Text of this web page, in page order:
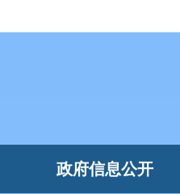
政府信息公开